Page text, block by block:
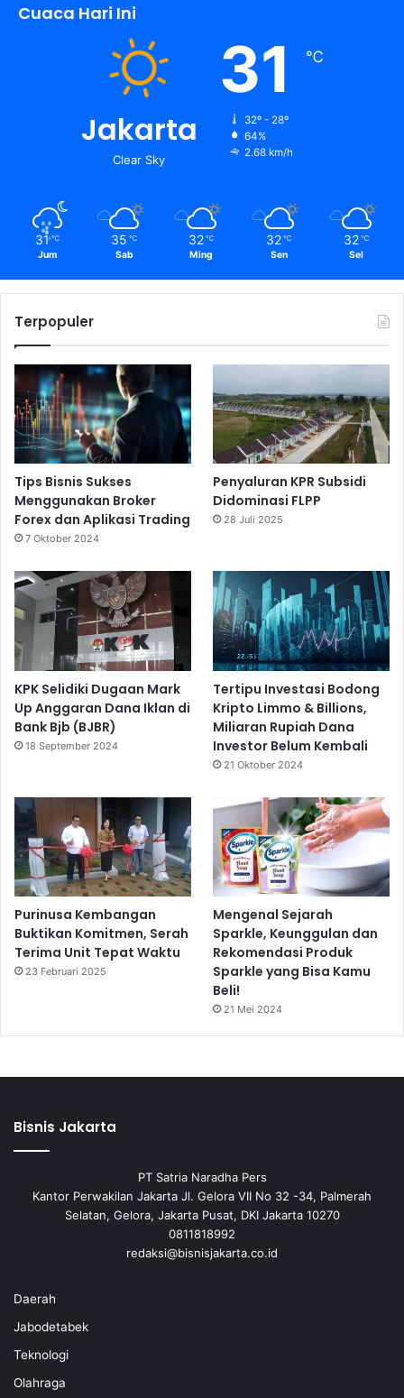
Cuaca Hari Ini
Jakarta
Clear Sky
31 ℃
32º - 28º
64%
2.68 km/h
31 ℃
Jum
35 ℃
Sab
32 ℃
Ming
32 ℃
Sen
32 ℃
Sel
Terpopuler
Tips Bisnis Sukses
Menggunakan Broker
Forex dan Aplikasi Trading
7 Oktober 2024
Penyaluran KPR Subsidi
Didominasi FLPP
28 Juli 2025
KPK Selidiki Dugaan Mark
Up Anggaran Dana Iklan di
Bank Bjb (BJBR)
18 September 2024
Tertipu Investasi Bodong
Kripto Limmo & Billions,
Miliaran Rupiah Dana
Investor Belum Kembali
21 Oktober 2024
Purinusa Kembangan
Buktikan Komitmen, Serah
Terima Unit Tepat Waktu
23 Februari 2025
Mengenal Sejarah
Sparkle, Keunggulan dan
Rekomendasi Produk
Sparkle yang Bisa Kamu
Beli!
21 Mei 2024
Bisnis Jakarta
PT Satria Naradha Pers
Kantor Perwakilan Jakarta Jl. Gelora VII No 32 -34, Palmerah
Selatan, Gelora, Jakarta Pusat, DKI Jakarta 10270
0811818992
redaksi@bisnisjakarta.co.id
Daerah
Jabodetabek
Teknologi
Olahraga